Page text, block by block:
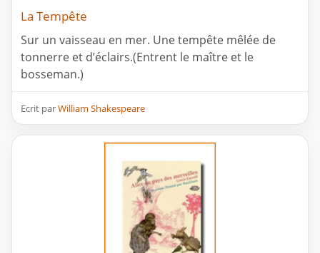
La Tempête
Sur un vaisseau en mer. Une tempête mêlée de
tonnerre et d’éclairs.(Entrent le maître et le
bosseman.)
Ecrit parWilliam Shakespeare